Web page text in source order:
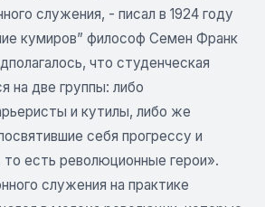
служения, - писал в 1924 году
кумиров” философ Семен Франк
что студенческая
на две группы: либо
и кутилы, либо же
себя прогрессу и
есть революционные герои».
служения на практике